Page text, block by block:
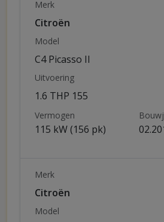
Merk
Citroën
Model
C4 Picasso II
Uitvoering
1.6 THP 155
Vermogen
115 kW (156 pk)
Merk
Citroën
Model